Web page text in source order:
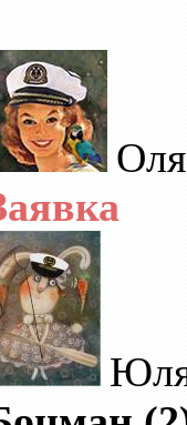
Оля